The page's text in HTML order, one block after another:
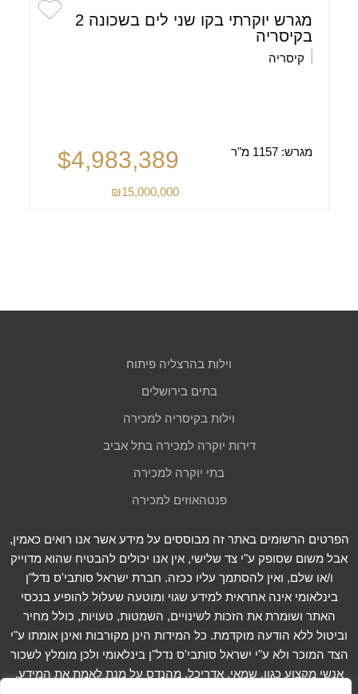
מגרש יוקרתי בקו שני לים בשכונה 2
בקיסריה
קיסריה
מגרש:1157 מ"ר $4,983,389
₪15,000,000
וילות בהרצליה פיתוח
בתים בירושלים
וילות בקיסריה למכירה
דירות יוקרה למכירה בתל אביב
בתי יוקרה למכירה
פנטהאוזים למכירה
הפרטים הרשומים באתר זה מבוססים על מידע אשר אנו רואים כאמין,
אבל משום שסופק ע"י צד שלישי, אין אנו יכולים להבטיח שהוא מדוייק
ו/או שלם, ואין להסתמך עליו ככזה. חברת ישראל סותבי'ס נדל"ן
בינלאומי אינה אחראית למידע שגוי ומוטעה שעלול להופיע בנכסי
האתר ושומרת את הזכות לשינויים, השמטות, טעויות, כולל מחיר
וביטול ללא הודעה מוקדמת. כל המידות הינן מקורבות ואינן אומתו ע"י
הצד המוכר ולא ע"י ישראל סותבי'ס נדל"ן בינלאומי ולכן מומלץ לשכור
אנשי מקצוע כגון, שמאי, אדריכל, מהנדס על מנת לאמת את המידע.